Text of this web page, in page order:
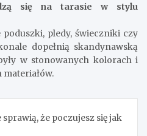
się na tarasie w stylu
pledy, świeczniki czy
dopełnią skandynawską
w stonowanych kolorach i
że poczujesz się jak